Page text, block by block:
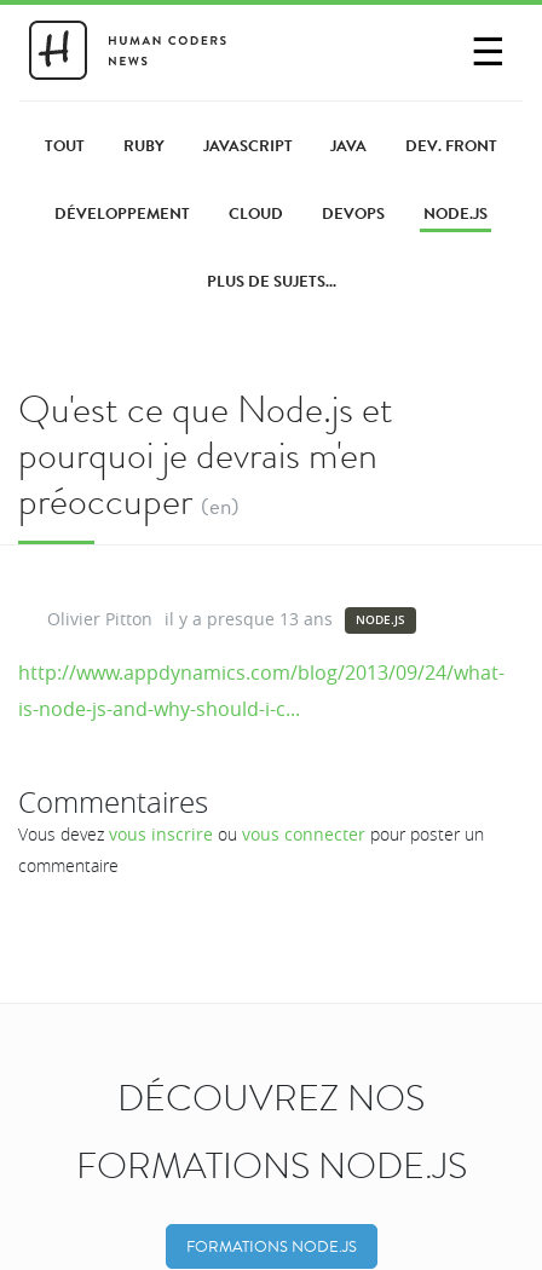
☰
PARTAGER UN LIEN
TOUT RUBY JAVASCRIPT JAVA DEV. FRONT
DÉVELOPPEMENT CLOUD DEVOPS NODE.JS
PLUS DE SUJETS...
Qu'est ce que Node.js et
pourquoi je devrais m'en
préoccuper (en)
Olivier Pitton il y a presque 13 ans NODE.JS
http://www.appdynamics.com/blog/2013/09/24/what-
is-node-js-and-why-should-i-c...
Commentaires
Vous devez vous inscrire ou vous connecter pour poster un
commentaire
DÉCOUVREZ NOS
FORMATIONS NODE.JS
FORMATIONS NODE.JS